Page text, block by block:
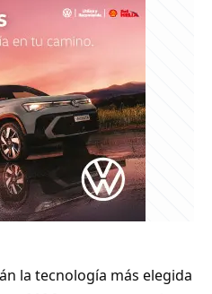
la tecnología más elegida